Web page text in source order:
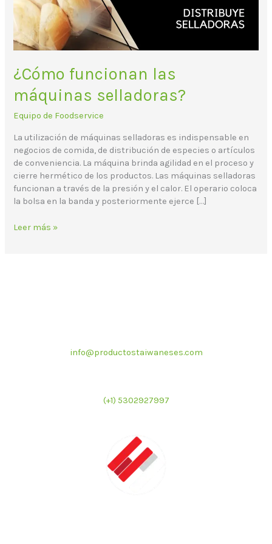
¿Cómo funcionan las
máquinas selladoras?
Equipo de Foodservice
La utilización de máquinas selladoras es indispensable en
negocios de comida, de distribución de especies o artículos
de conveniencia. La máquina brinda agilidad en el proceso y
cierre hermético de los productos. Las máquinas selladoras
funcionan a través de la presión y el calor. El operario coloca
la bolsa en la banda y posteriormente ejerce […]
Leer más »
info@productostaiwaneses.com
(+1) 5302927997